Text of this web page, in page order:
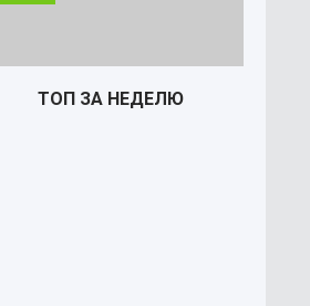
ТОП ЗА НЕДЕЛЮ